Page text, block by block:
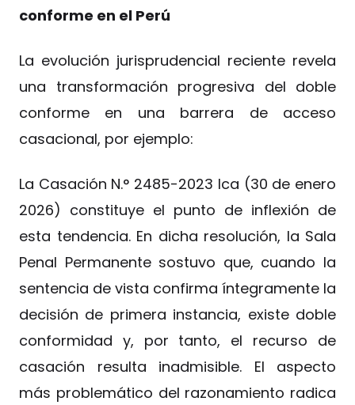
conforme en el Perú
La evolución jurisprudencial reciente revela
una transformación progresiva del doble
conforme en una barrera de acceso
casacional, por ejemplo:
La Casación N.° 2485-2023 Ica (30 de enero
2026) constituye el punto de inflexión de
esta tendencia. En dicha resolución, la Sala
Penal Permanente sostuvo que, cuando la
sentencia de vista confirma íntegramente la
decisión de primera instancia, existe doble
conformidad y, por tanto, el recurso de
casación resulta inadmisible. El aspecto
más problemático del razonamiento radica